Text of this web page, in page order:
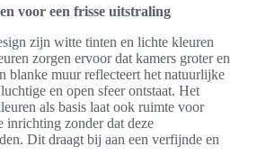
voor een frisse uitstraling
zijn witte tinten en lichte kleuren
zorgen ervoor dat kamers groter en
blanke muur reflecteert het natuurlijke
en open sfeer ontstaat. Het
als basis laat ook ruimte voor
inrichting zonder dat deze
Dit draagt bij aan een verfijnde en